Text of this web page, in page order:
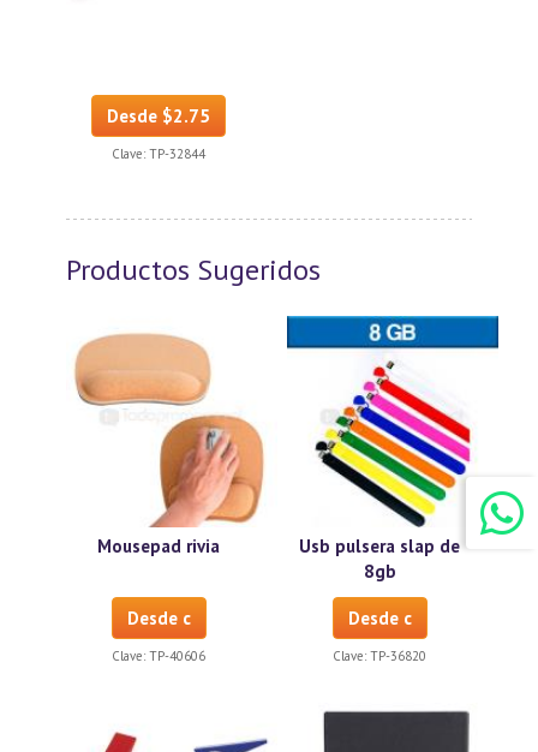
Desde $2.75
Clave: TP-32844
Productos Sugeridos
Mousepad rivia
Desde c
Clave: TP-40606
Usb pulsera slap de
8gb
Desde c
Clave: TP-36820